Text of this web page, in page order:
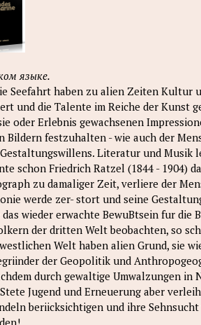
языке.
Seefahrt haben zu alien Zeiten
und die Talente im Reiche der Kunst
oder Erlebnis gewachsenen
Bildern festzuhalten - wie auch der
Literatur und Musik
schon Friedrich Ratzel (1844 - 1904)
zu damaliger Zeit, verliere der
werde zer- stort und seine
wieder erwachte BewuBtsein fur die
der dritten Welt beobachten, so
Welt haben alien Grund, sie
der Geopolitik und
durch gewaltige Umwalzungen in
Jugend und Erneuerung aber
beriicksichtigen und ihre